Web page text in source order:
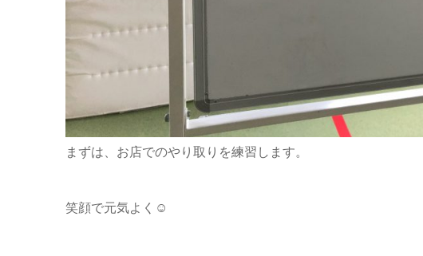
まずは、お店でのやり取りを練習します。
笑顔で元気よく☺